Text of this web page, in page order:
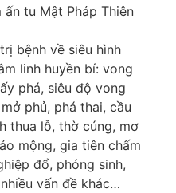
tu Mật Pháp Thiên
bệnh về siêu hình
linh huyền bí: vong
phá, siêu độ vong
phủ, phá thai, cầu
thua lỗ, thờ cúng, mơ
mộng, gia tiên chấm
đổ, phóng sinh,
vấn đề khác…